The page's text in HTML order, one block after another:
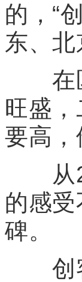
的，“
东、
在区
旺盛，
要高
从
的感
碑。
创客